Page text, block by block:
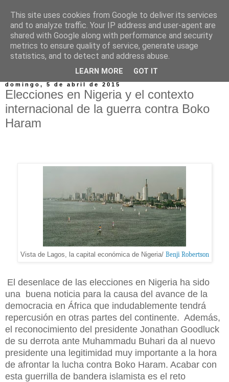
domingo, 5 de abril de 2015
Elecciones en Nigeria y el contexto
internacional de la guerra contra Boko
Haram
Vista de Lagos, la capital económica de Nigeria/ Benji Robertson
El desenlace de las elecciones en Nigeria ha sido
una buena noticia para la causa del avance de la
democracia en África que indudablemente tendrá
repercusión en otras partes del continente. Además,
el reconocimiento del presidente Jonathan Goodluck
de su derrota ante Muhammadu Buhari da al nuevo
presidente una legitimidad muy importante a la hora
de afrontar la lucha contra Boko Haram. Acabar con
esta guerrilla de bandera islamista es el reto
This site uses cookies from Google to deliver its services
and to analyze traffic. Your IP address and user-agent are
shared with Google along with performance and security
metrics to ensure quality of service, generate usage
statistics, and to detect and address abuse.
LEARN MORE GOT IT